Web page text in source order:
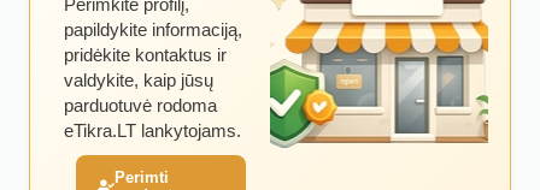
Perimkite profilį,
papildykite informaciją,
pridėkite kontaktus ir
valdykite, kaip jūsų
parduotuvė rodoma
eTikra.LT lankytojams.
Perimti